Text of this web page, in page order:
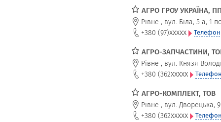
АГРО ГРОУ УКРАЇНА, ПП
Рівне , вул. Біла, 5 а, 1
+380 (97)xxxxx
АГРО-ЗАПЧАСТИНИ,
Рівне , вул. Князя
+380 (362xxxxx
АГРО-КОМПЛЕКТ, ТОВ
Рівне , вул. Дворецька,
+380 (362xxxxx